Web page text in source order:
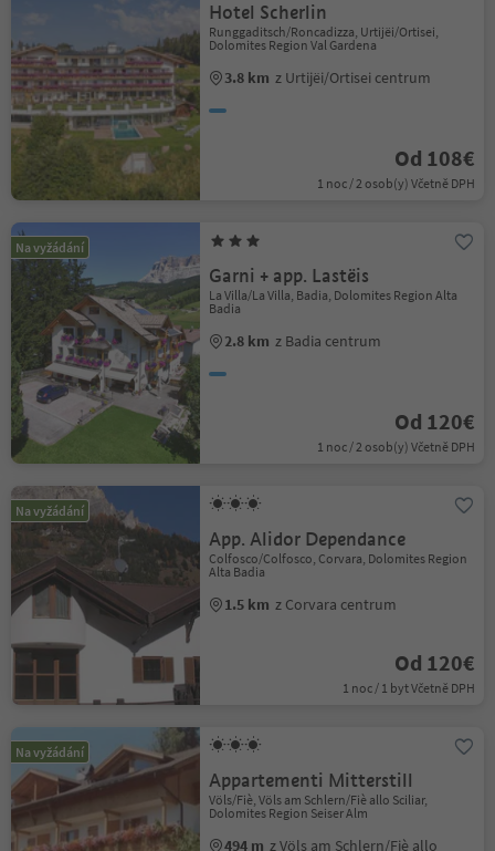
Hotel Scherlin
Runggaditsch/Roncadizza, Urtijëi/Ortisei,
Dolomites Region Val Gardena
3.8 km z Urtijëi/Ortisei centrum
Od 108€
1 noc / 2 osob(y) Včetně DPH
Na vyžádání
Garni + app. Lastëis
La Villa/La Villa, Badia, Dolomites Region Alta
Badia
2.8 km z Badia centrum
Od 120€
1 noc / 2 osob(y) Včetně DPH
Na vyžádání
App. Alidor Dependance
Colfosco/Colfosco, Corvara, Dolomites Region
Alta Badia
1.5 km z Corvara centrum
Od 120€
1 noc / 1 byt Včetně DPH
Na vyžádání
Appartementi Mitterstill
Völs/Fiè, Völs am Schlern/Fiè allo Sciliar,
Dolomites Region Seiser Alm
494 m z Völs am Schlern/Fiè allo